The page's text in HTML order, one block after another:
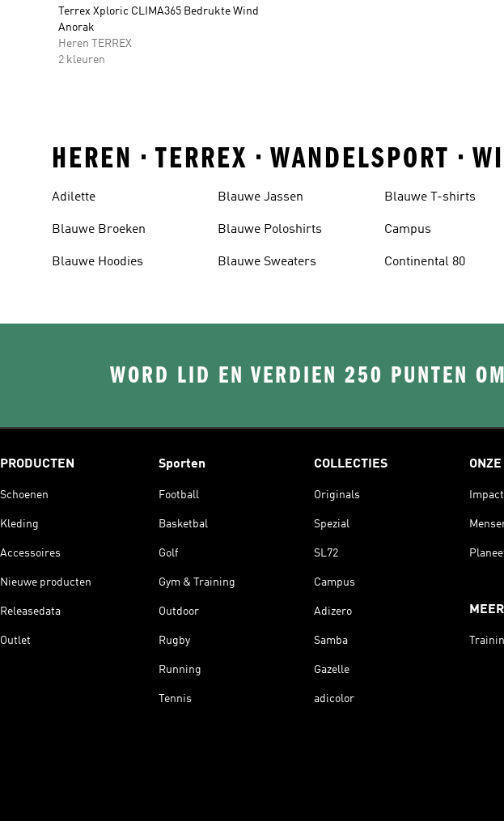
Terrex Xploric CLIMA365 Bedrukte Wind
Anorak
Heren TERREX
2 kleuren
HEREN • TERREX • WANDELSPORT •
Adilette
Blauwe Broeken
Blauwe Hoodies
Blauwe Jassen
Blauwe Poloshirts
Blauwe Sweaters
Blauwe T-shirts
Campus
Continental 80
WORD LID EN VERDIEN 250 PUNTEN
PRODUCTEN
Schoenen
Kleding
Accessoires
Nieuwe producten
Releasedata
Outlet
Sporten
Football
Basketbal
Golf
Gym & Training
Outdoor
Rugby
Running
Tennis
COLLECTIES
Originals
Spezial
SL72
Campus
Adizero
Samba
Gazelle
adicolor
Impact